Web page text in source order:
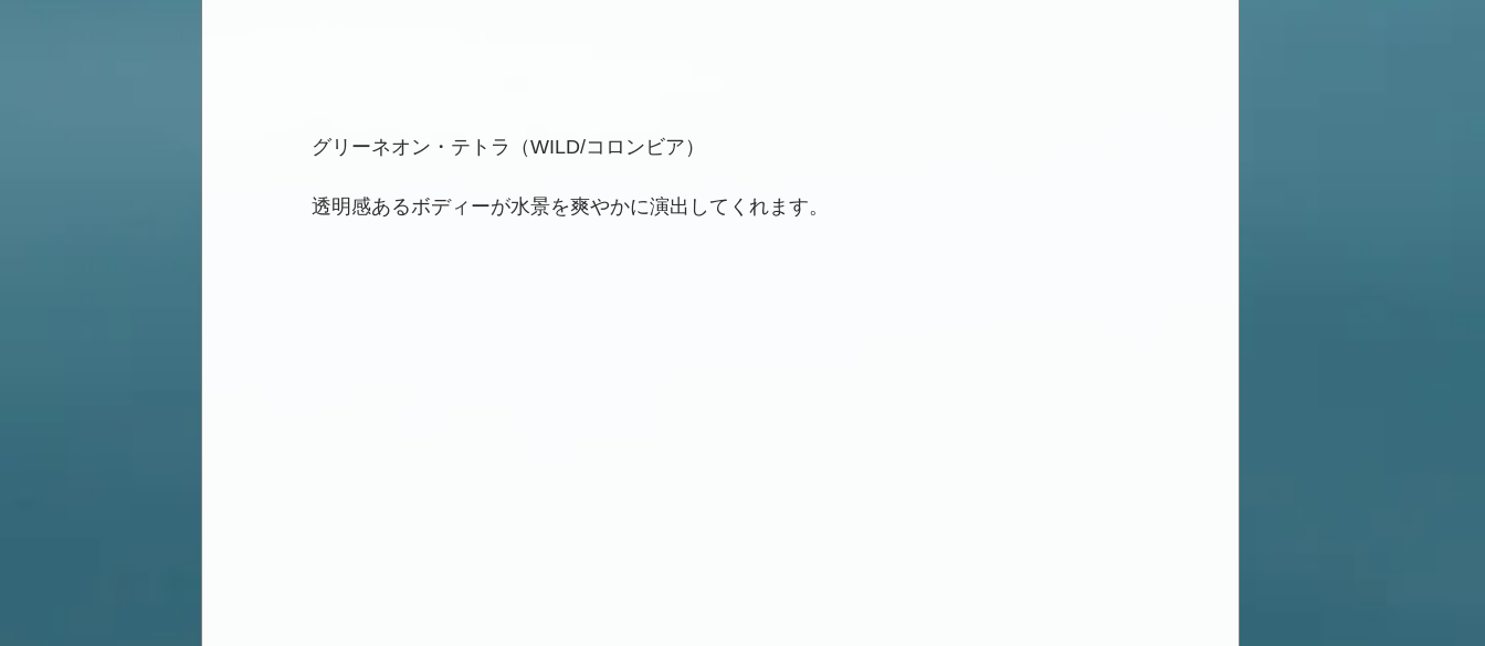
グリーネオン・テトラ（WILD/コロンビア）
透明感あるボディーが水景を爽やかに演出してくれます。